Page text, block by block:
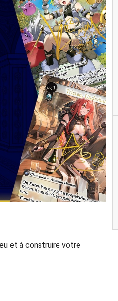
et à construire votre